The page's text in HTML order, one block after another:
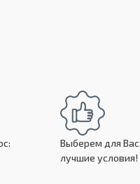
Выберем для Вас
лучшие условия!